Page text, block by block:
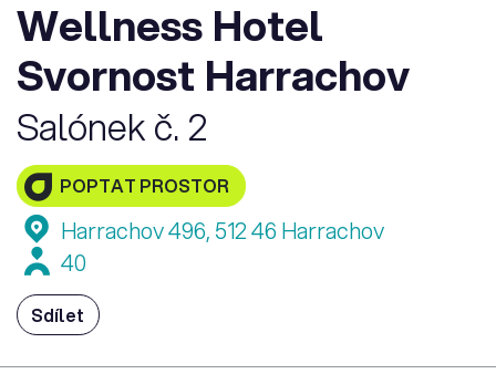
Wellness Hotel
Svornost Harrachov
Salónek č. 2
POPTAT PROSTOR
Harrachov 496, 512 46 Harrachov
40
Sdílet